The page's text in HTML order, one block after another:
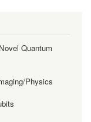
Quantum
Physics